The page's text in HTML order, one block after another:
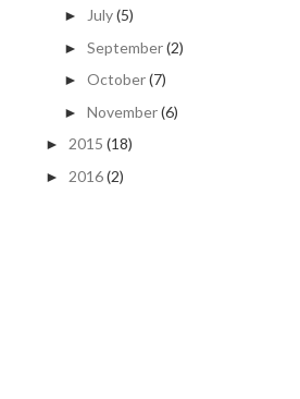
► July(5)
► September(2)
► October(7)
► November(6)
► 2015 (18)
► 2016(2)